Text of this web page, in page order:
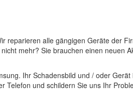
reparieren alle gängigen Geräte der
mehr? Sie brauchen einen neuen
Ihr Schadensbild und / oder Gerät
Telefon und schildern Sie uns Ihr